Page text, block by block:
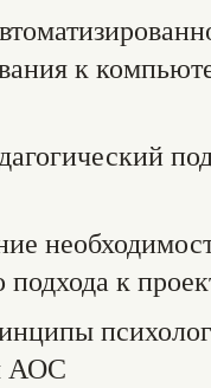
к
подхода к
АОС